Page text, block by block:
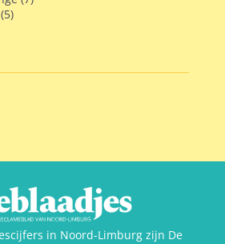
in Noord-Limburg zijn De